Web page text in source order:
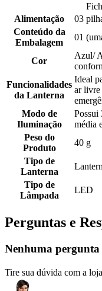
Alimentação
03
Conteúdo da
Embalagem
01
Cor
Azul/
Funcionalidades
da Lanterna
Ideal
ar livre
Modo de
Iluminação
Possui
média
Peso do
Produto
40 g
Tipo de
Lanterna
Tipo de
Lâmpada
LED
Perguntas e
Nenhuma
Tire sua dúvida com a